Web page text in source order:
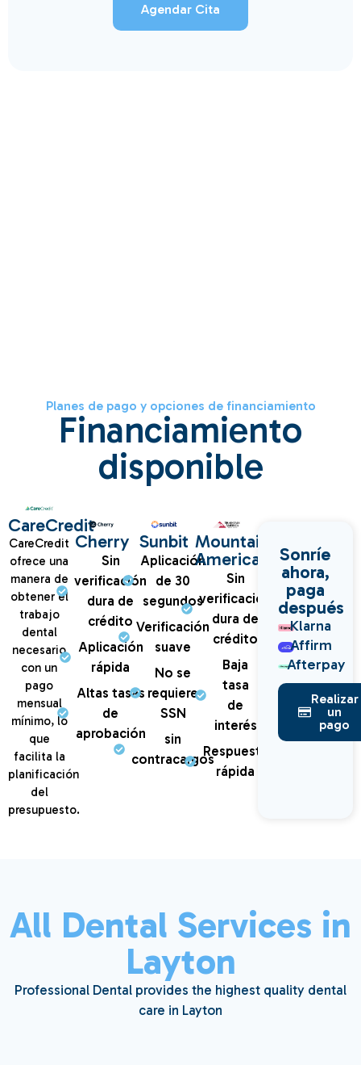
Agendar Cita
Planes de pago y opciones de financiamiento
Financiamiento
disponible
CareCredit
CareCredit
ofrece una
manera de
obtener el
trabajo
dental
necesario
con un
pago
mensual
mínimo, lo
que
facilita la
planificación
del
presupuesto.
Cherry
Sin
verificación
dura de
crédito
Aplicación
rápida
Altas tasas
de
aprobación
Sunbit
Aplicación
de 30
segundos
Verificación
suave
No se
requiere
SSN
sin
contracargos
Mountain
America
Sin
verificación
dura de
crédito
Baja
tasa
de
interés
Respuesta
rápida
Sonríe
ahora,
paga
después
Klarna
Affirm
Afterpay
Realizar
un
pago
All Dental Services in
Layton
Professional Dental provides the highest quality dental
care in Layton